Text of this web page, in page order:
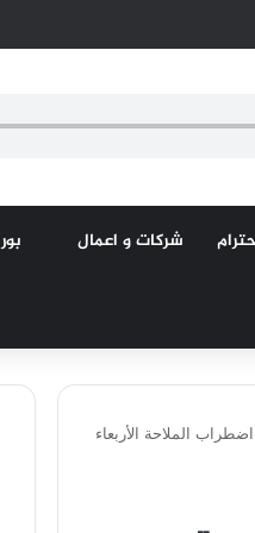
شركات و اعمال
الملاحة الأربعاء